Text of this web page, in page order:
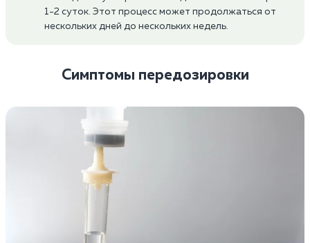
1-2 суток. Этот процесс может продолжаться от
нескольких дней до нескольких недель.
Симптомы передозировки